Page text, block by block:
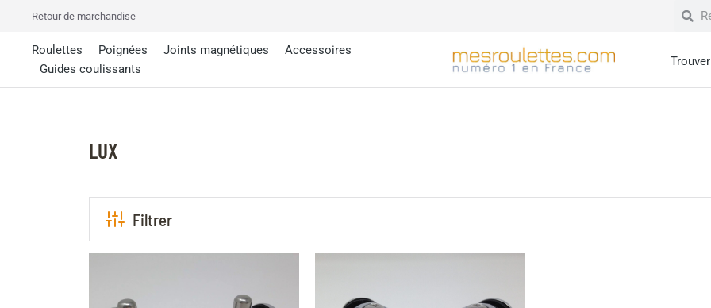
Retour de marchandise
Roulettes Poignées Joints magnétiques
Accessoires
Guides coulissants
LUX
Filtrer